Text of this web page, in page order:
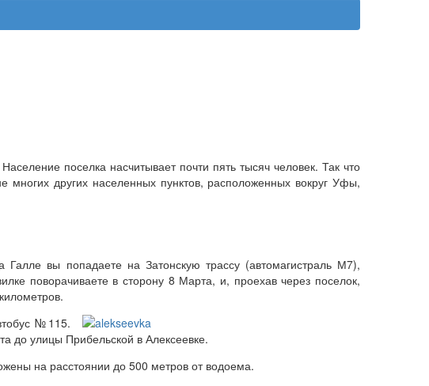
поселка насчитывает почти пять тысяч человек. Так что
многих других населенных пунктов, расположенных вокруг Уфы,
вы попадаете на Затонскую трассу (автомагистраль М7),
поворачиваете в сторону 8 Марта, и, проехав через поселок,
№115.
до улицы Прибельской в Алексеевке.
на расстоянии до 500 метров от водоема.